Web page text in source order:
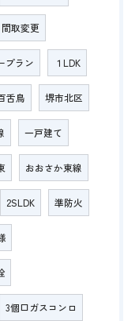
間取変更
プラン １LDK
舌鳥 堺市北区
一戸建て
おおさか東線
2SLDK 準防火
3個口ガスコンロ